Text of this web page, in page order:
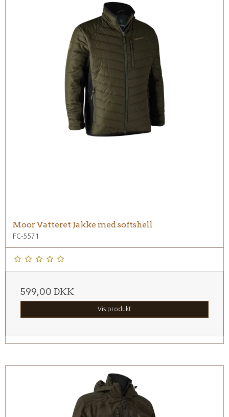
Moor Vatteret Jakke med softshell
FC-5571
599,00 DKK
Vis produkt